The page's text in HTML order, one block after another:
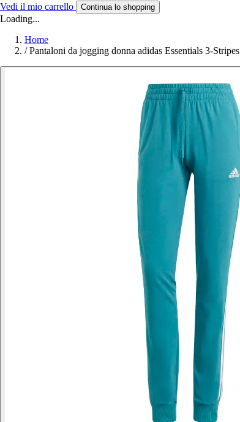
Vedi il mio carrello Continua lo shopping
Loading...
Home
/ Pantaloni da jogging donna adidas Essentials 3-Stripes